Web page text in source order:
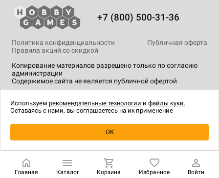
Купить| 5 990 ₽
+7 (800) 500-31-36
Копирование материалов разрешено только по согласию
администрации
Содержимое сайта не является публичной офертой
Политика конфиденциальности
Публичная оферта
Правила акций со скидкой
технологии.
Главная Каталог Корзина Избранное Войти
Используем рекомендательные технологии и файлы куки.
Оставаясь с нами, вы соглашаетесь на их применение
OK